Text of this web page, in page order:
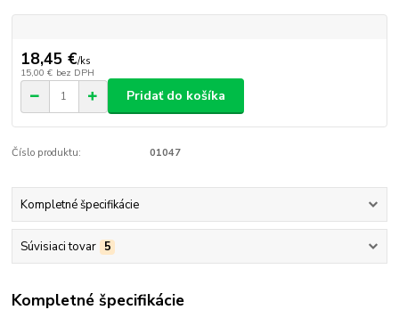
18,45 €/ks
15,00 € bez DPH
Pridať do košíka
Číslo produktu: 01047
Kompletné špecifikácie
Súvisiaci tovar 5
Kompletné špecifikácie